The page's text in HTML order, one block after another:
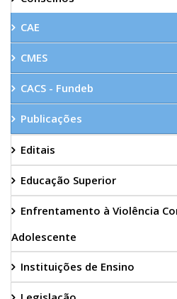
CAE
CMES
CACS - Fundeb
Publicações
Editais
Educação Superior
Enfrentamento à Violência
Adolescente
Instituições de Ensino